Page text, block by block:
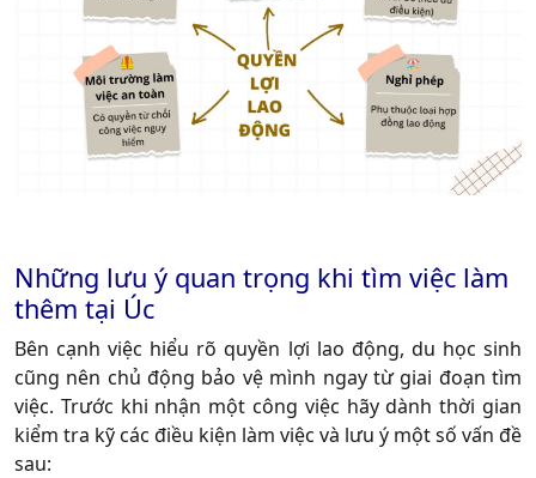
Những lưu ý quan trọng khi tìm việc làm
thêm tại Úc
Bên cạnh việc hiểu rõ quyền lợi lao động, du học sinh
cũng nên chủ động bảo vệ mình ngay từ giai đoạn tìm
việc. Trước khi nhận một công việc hãy dành thời gian
kiểm tra kỹ các điều kiện làm việc và lưu ý một số vấn đề
sau: